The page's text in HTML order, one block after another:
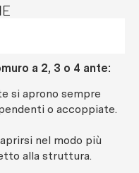
a 2, 3 o 4 ante:
si aprono sempre
o accoppiate.
nel modo più
alla struttura.